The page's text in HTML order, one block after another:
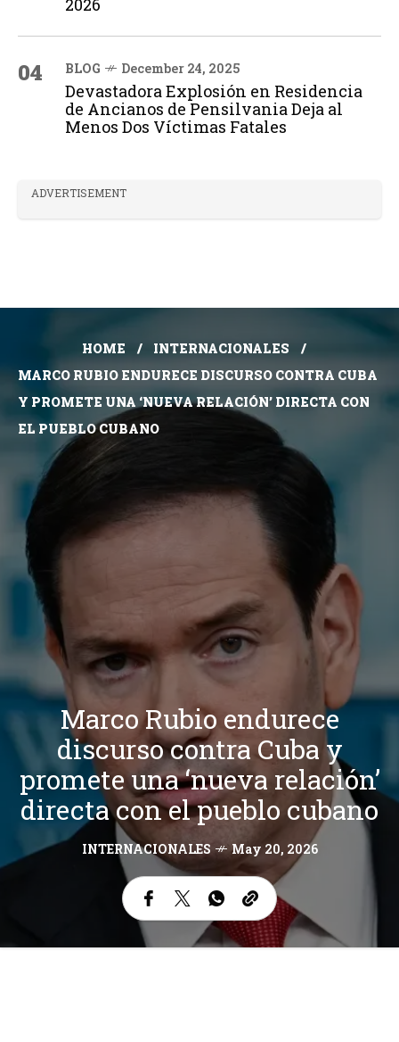
2026
04 BLOG December 24, 2025
Devastadora Explosión en Residencia
de Ancianos de Pensilvania Deja al
Menos Dos Víctimas Fatales
ADVERTISEMENT
HOME
INTERNACIONALES
MARCO RUBIO ENDURECE DISCURSO CONTRA CUBA
Y PROMETE UNA ‘NUEVA RELACIÓN’ DIRECTA CON
EL PUEBLO CUBANO
Marco Rubio endurece
discurso contra Cuba y
promete una ‘nueva relación’
directa con el pueblo cubano
INTERNACIONALES May 20, 2026